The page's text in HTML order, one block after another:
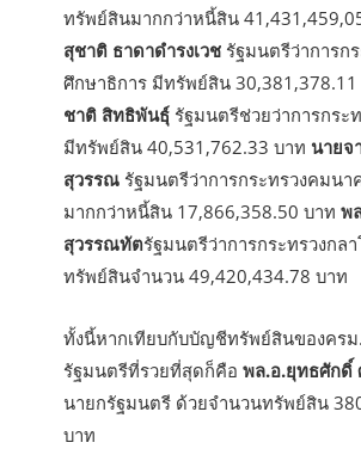
ทรัพย์สินมากกว่าหนี้สิน
สุชาติ ธาดาดำรงเวช รัฐมนตรีว่าการก
ศึกษาธิการ มีทรัพย์สิน 30,381,378.11
ชาติ สิทธิพันธุ์ รัฐมนตรีช่วยว่าการกระ
มีทรัพย์สิน 40,531,762.33 บาท นายจ
สุวรรณ รัฐมนตรีว่าการกระทรวงคมน
มากกว่าหนี้สิน 17,866,358.50 บาทพ
สุวรรณทัตรัฐมนตรีว่าการกระทรวงกล
ทรัพย์สินจำนวน 49,420,434.78 บาท
ทั้งนี้หากเทียบกับบัญชีทรัพย์สินของคร
รัฐมนตรีที่รวยที่สุดก็คือพล.อ.ยุทธศักดิ์
นายกรัฐมนตรี ด้วยจำนวนทรัพย์สิน
บาท